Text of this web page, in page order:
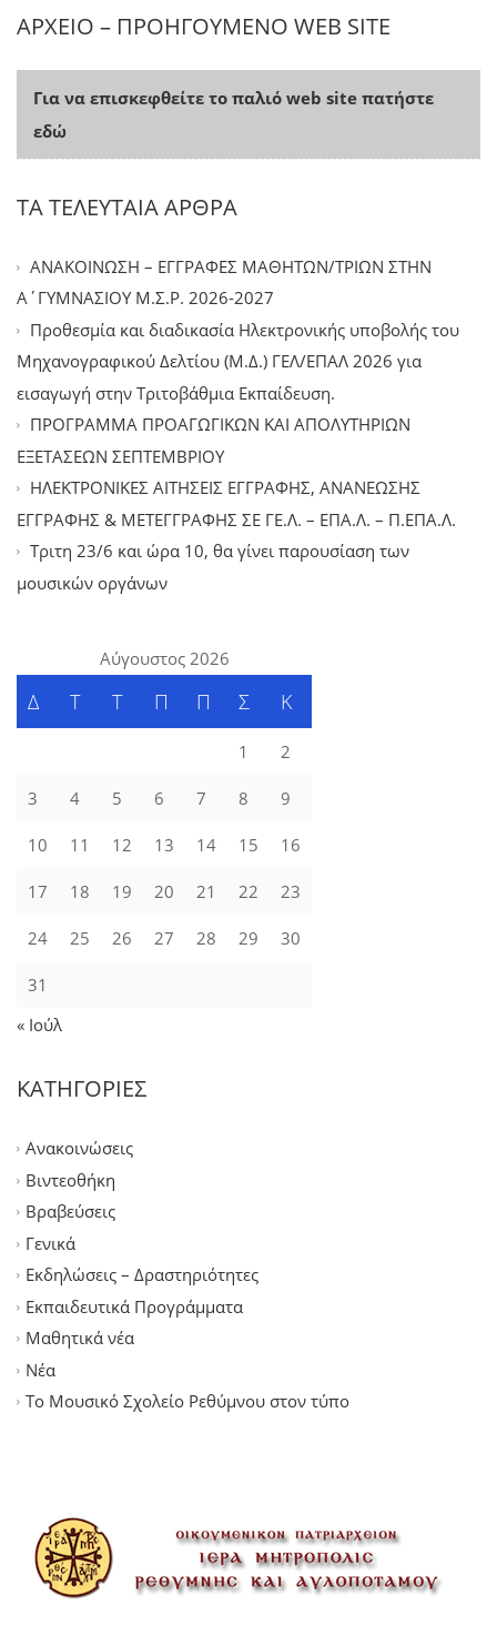
ΑΡΧΕΙΟ – ΠΡΟΗΓΟΥΜΕΝΟ WEB SITE
Για να επισκεφθείτε το παλιό web site πατήστε
εδώ
ΤΑ ΤΕΛΕΥΤΑΙΑ ΑΡΘΡΑ
ΑΝΑΚΟΙΝΩΣΗ – ΕΓΓΡΑΦΕΣ ΜΑΘΗΤΩΝ/ΤΡΙΩΝ ΣΤΗΝ
Α΄ΓΥΜΝΑΣΙΟΥ Μ.Σ.Ρ. 2026-2027
Προθεσμία και διαδικασία Ηλεκτρονικής υποβολής του
Μηχανογραφικού Δελτίου (Μ.Δ.) ΓΕΛ/ΕΠΑΛ 2026 για
εισαγωγή στην Τριτοβάθμια Εκπαίδευση.
ΠΡΟΓΡΑΜΜΑ ΠΡΟΑΓΩΓΙΚΩΝ ΚΑΙ ΑΠΟΛΥΤΗΡΙΩΝ
ΕΞΕΤΑΣΕΩΝ ΣΕΠΤΕΜΒΡΙΟΥ
ΗΛΕΚΤΡΟΝΙΚΕΣ ΑΙΤΗΣΕΙΣ ΕΓΓΡΑΦΗΣ, ΑΝΑΝΕΩΣΗΣ
ΕΓΓΡΑΦΗΣ & ΜΕΤΕΓΓΡΑΦΗΣ ΣΕ ΓΕ.Λ. – ΕΠΑ.Λ. – Π.ΕΠΑ.Λ.
Tριτη 23/6 και ώρα 10, θα γίνει παρουσίαση των
μουσικών οργάνων
Αύγουστος 2026
Δ Τ Τ Π Π Σ Κ
1 2
3 4 5 6 7 8 9
10 11 12 13 14 15 16
17 18 19 20 21 22 23
24 25 26 27 28 29 30
31
« Ιούλ
ΚΑΤΗΓΟΡΙΕΣ
Ανακοινώσεις
Βιντεοθήκη
Βραβεύσεις
Γενικά
Εκδηλώσεις – Δραστηριότητες
Εκπαιδευτικά Προγράμματα
Μαθητικά νέα
Νέα
Το Μουσικό Σχολείο Ρεθύμνου στον τύπο